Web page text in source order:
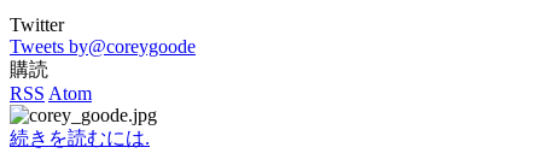
Twitter
Tweets by@coreygoode
購読
RSS Atom
続きを読むには.